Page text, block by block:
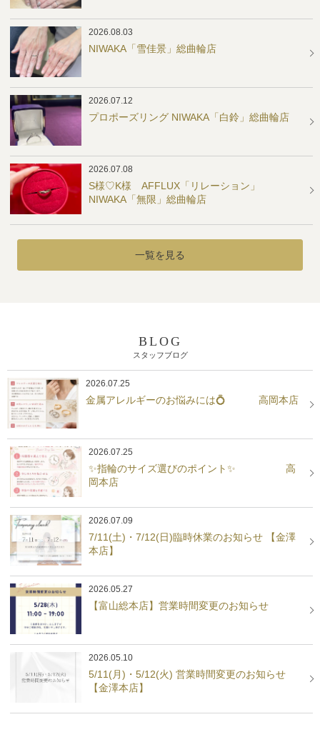
2026.08.03
NIWAKA「雪佳景」総曲輪店
2026.07.12
プロポーズリング NIWAKA「白鈴」総曲輪店
2026.07.08
S様♡K様 AFFLUX「リレーション」
NIWAKA「無限」総曲輪店
一覧を見る
BLOG
スタッフブログ
2026.07.25
金属アレルギーのお悩みには💍 高岡本店
2026.07.25
✨指輪のサイズ選びのポイント✨ 高
岡本店
2026.07.09
7/11(土)・7/12(日)臨時休業のお知らせ 【金澤
本店】
2026.05.27
【富山総本店】営業時間変更のお知らせ
2026.05.10
5/11(月)・5/12(火) 営業時間変更のお知らせ
【金澤本店】